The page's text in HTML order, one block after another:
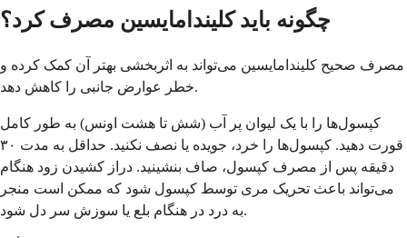
چگونه باید کلیندامایسین مصرف کرد؟
مصرف صحیح کلیندامایسین می‌تواند به اثربخشی بهتر آن کمک کرده و
خطر عوارض جانبی را کاهش دهد.
کپسول‌ها را با یک لیوان پر آب (شش تا هشت اونس) به طور کامل
قورت دهید. کپسول‌ها را خرد، جویده یا نصف نکنید. حداقل به مدت ۳۰
دقیقه پس از مصرف کپسول، صاف بنشینید. دراز کشیدن زود هنگام
می‌تواند باعث تحریک مری توسط کپسول شود که ممکن است منجر
به درد در هنگام بلع یا سوزش سر دل شود.